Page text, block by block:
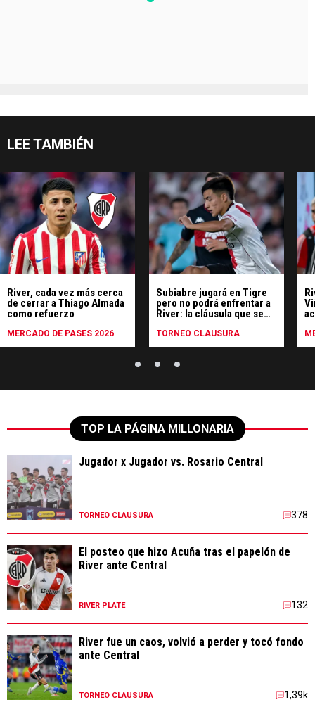
LEE TAMBIÉN
River, cada vez más cerca
de cerrar a Thiago Almada
como refuerzo
MERCADO DE PASES 2026
Subiabre jugará en Tigre
pero no podrá enfrentar a
River: la cláusula que se
TORNEO CLAUSURA
TOP LA PÁGINA MILLONARIA
Jugador x Jugador vs. Rosario Central
TORNEO CLAUSURA 378
El posteo que hizo Acuña tras el papelón de
River ante Central
RIVER PLATE 132
River fue un caos, volvió a perder y tocó fondo
ante Central
TORNEO CLAUSURA 1,39k